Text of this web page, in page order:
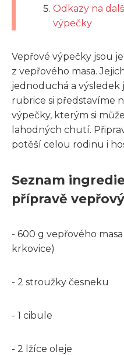
Odkazy na
výpečky
Vepřové výpečky jsou
z vepřového masa.
jednoduchá a výsledek
rubrice si představíme
výpečky, kterým si
lahodných chutí.
potěší celou rodinu i
Seznam
přípravě
- 600 g vepřového
krkovice)
- 2 stroužky česneku
- 1 cibule
- 2 lžíce oleje